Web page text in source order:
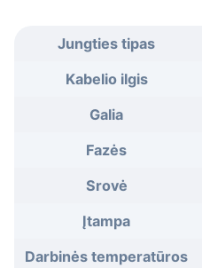
Jungties tipas
Kabelio ilgis
Galia
Fazės
Srovė
Įtampa
Darbinės temperatūros